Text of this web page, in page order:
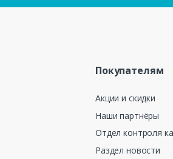
Покупателям
Акции и скидки
Наши партнёры
Отдел контроля
Раздел новости